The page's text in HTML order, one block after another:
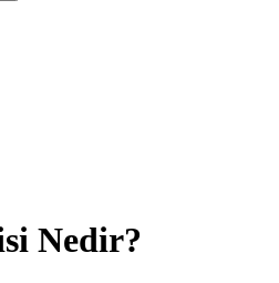
Nedir?